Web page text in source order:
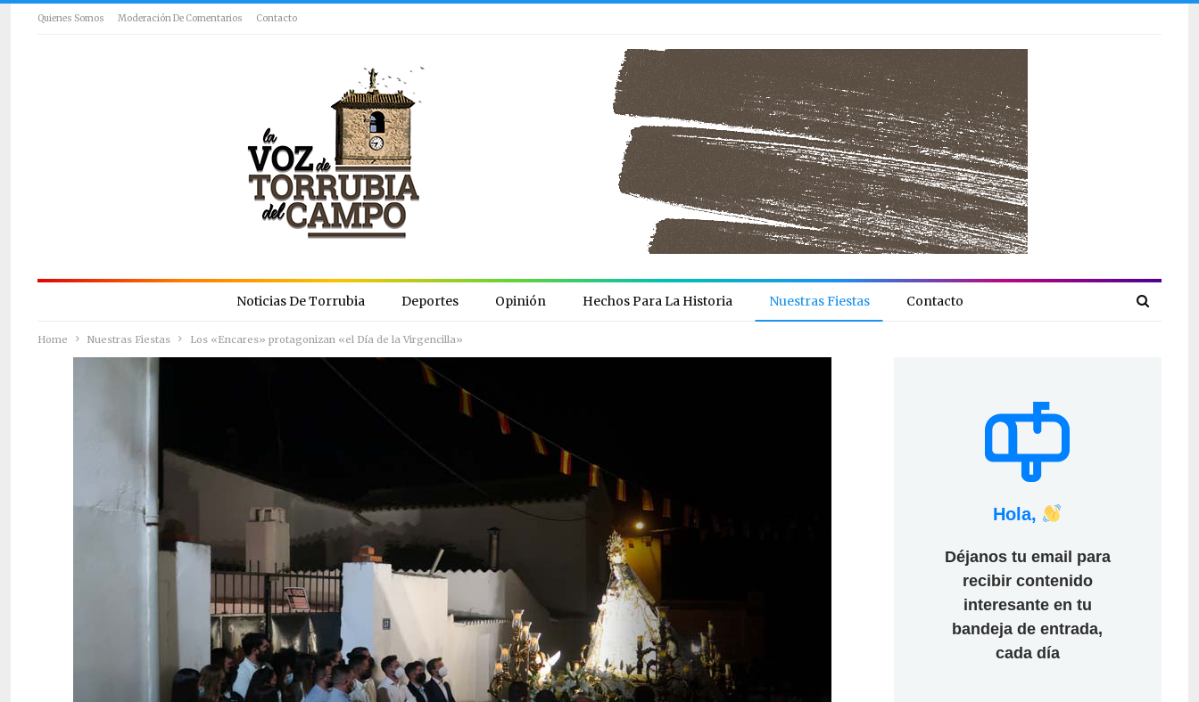
Quienes Somos Moderación De Comentarios Contacto
Noticias De Torrubia Deportes Opinión Hechos Para La Historia Nuestras Fiestas Contacto
Home Nuestras Fiestas Los «Encares» protagonizan «el Día de la Virgencilla»
Hola,
Déjanos tu email para
recibir contenido
interesante en tu
bandeja de entrada,
cada día